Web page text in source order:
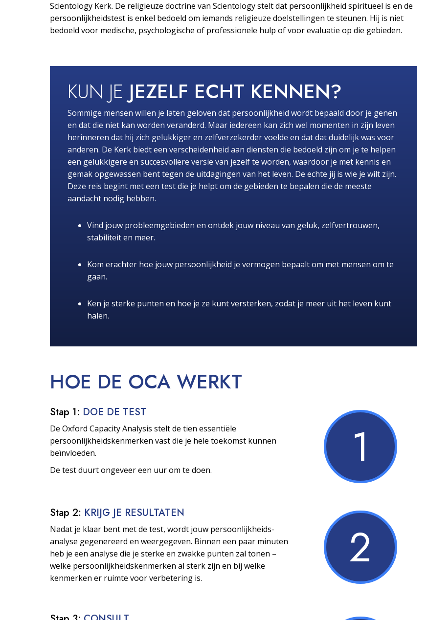
Scientology Kerk. De religieuze doctrine van Scientology stelt dat persoonlijkheid spiritueel is en de
persoonlijkheidstest is enkel bedoeld om iemands religieuze doelstellingen te steunen. Hij is niet
bedoeld voor medische, psychologische of professionele hulp of voor evaluatie op die gebieden.
KUN JE JEZELF ECHT KENNEN?
Sommige mensen willen je laten geloven dat persoonlijkheid wordt bepaald door je genen
en dat die niet kan worden veranderd. Maar iedereen kan zich wel momenten in zijn leven
herinneren dat hij zich gelukkiger en zelfverzekerder voelde en dat dat duidelijk was voor
anderen. De Kerk biedt een verscheidenheid aan diensten die bedoeld zijn om je te helpen
een gelukkigere en succesvollere versie van jezelf te worden, waardoor je met kennis en
gemak opgewassen bent tegen de uitdagingen van het leven. De echte jij is wie je wilt zijn.
Deze reis begint met een test die je helpt om de gebieden te bepalen die de meeste
aandacht nodig hebben.
Vind jouw probleemgebieden en ontdek jouw niveau van geluk, zelfvertrouwen,
stabiliteit en meer.
Kom erachter hoe jouw persoonlijkheid je vermogen bepaalt om met mensen om te
gaan.
Ken je sterke punten en hoe je ze kunt versterken, zodat je meer uit het leven kunt
halen.
HOE DE OCA WERKT
Stap 1: DOE DE TEST
De Oxford Capacity Analysis stelt de tien essentiële
persoonlijkheids­kenmerken vast die je hele toekomst kunnen
beïnvloeden.
De test duurt ongeveer een uur om te doen.
1
Stap 2: KRIJG JE RESULTATEN
Nadat je klaar bent met de test, wordt jouw persoonlijkheids­
analyse gegenereerd en weergegeven. Binnen een paar minuten
heb je een analyse die je sterke en zwakke punten zal tonen –
welke persoonlijkheids­kenmerken al sterk zijn en bij welke
kenmerken er ruimte voor verbetering is.
2